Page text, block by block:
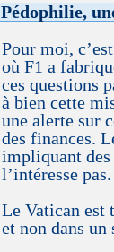
Pédophilie,
Pour moi,
où F1 a
ces questions
à bien cette
une alerte sur
des finances.
impliquant des
l’intéresse
Le Vatican est
et non dans